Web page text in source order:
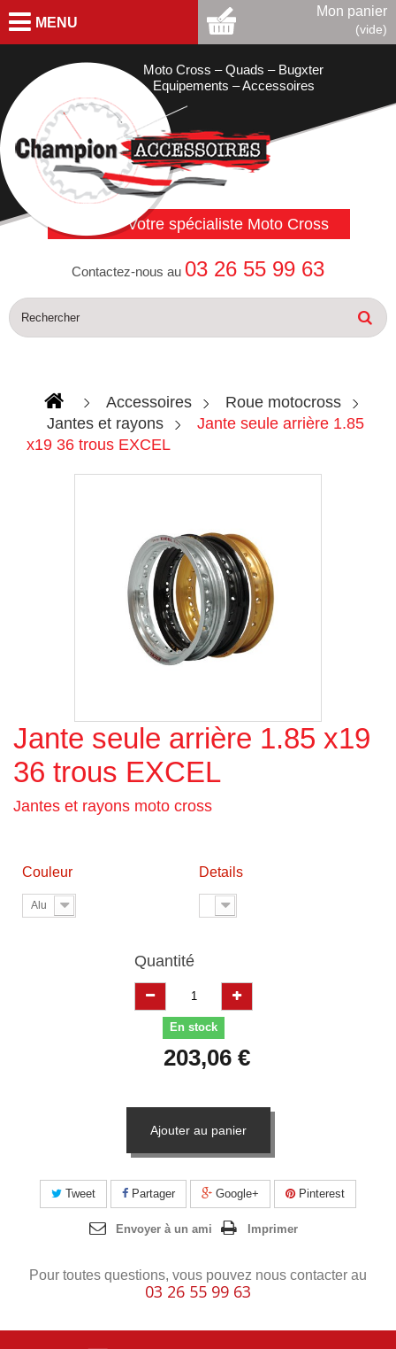
MENU
Mon panier
(vide)
Moto Cross – Quads – Bugxter
Equipements – Accessoires
Votre spécialiste Moto Cross
Contactez-nous au 03 26 55 99 63
Accessoires
Roue motocross
Jantes et rayons
Jante seule arrière 1.85
x19 36 trous EXCEL
Agrandir l'image
Jante seule arrière 1.85 x19
36 trous EXCEL
Jantes et rayons moto cross
Couleur
Alu
Details
Quantité
En stock
203,06 €
Ajouter au panier
Tweet Partager Google+ Pinterest
Envoyer à un ami Imprimer
Pour toutes questions, vous pouvez nous contacter au
03 26 55 99 63